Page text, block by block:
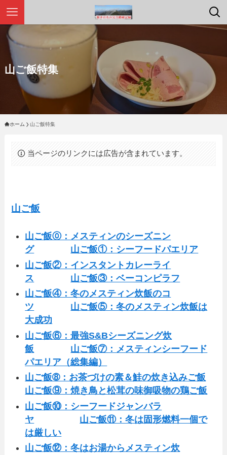
山ご飯特集
ホーム 山ご飯特集
当ページのリンクには広告が含まれています。
山ご飯
山ご飯⓪：メスティンのシーズニン
グ
山ご飯①：シーフードパエリア
山ご飯②：インスタントカレーライ
ス
山ご飯③：ベーコンピラフ
山ご飯④：冬のメスティン炊飯のコ
ツ
山ご飯⑤：冬のメスティン炊飯は
大成功
山ご飯⑥：最強S&Bシーズニング炊
飯
山ご飯⑦：メスティンシーフード
パエリア（総集編）
山ご飯➇：お茶づけの素＆鮭の炊き込みご飯
山ご飯⑨：焼き鳥と松茸の味御吸物の鶏ご飯
山ご飯⑩：シーフードジャンバラ
ヤ
山ご飯⑪：冬は固形燃料一個で
は厳しい
山ご飯⑫：冬はお湯からメスティン炊